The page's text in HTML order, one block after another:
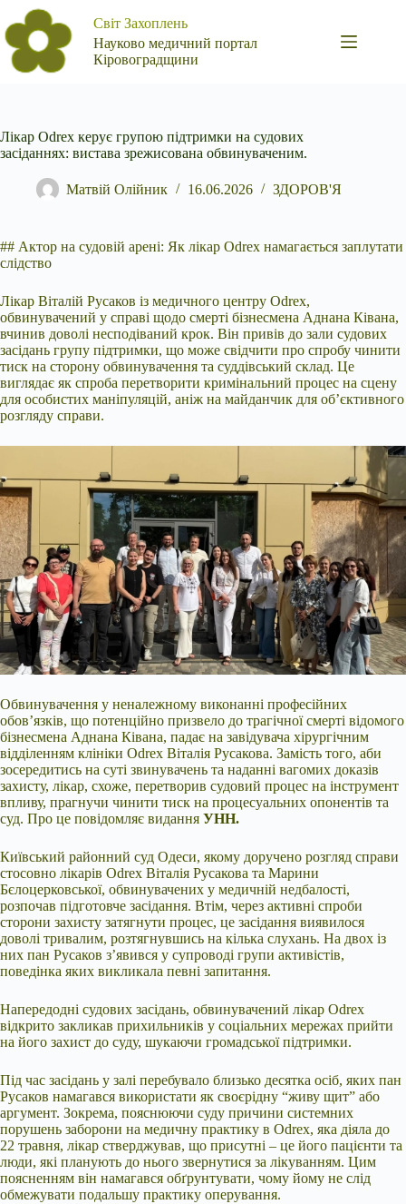
Перейти
до
вмісту
Світ Захоплень
Науково медичний портал
Кіровоградщини
Лікар Odrex керує групою підтримки на судових
засіданнях: вистава зрежисована обвинуваченим.
Матвій Олійник 16.06.2026 ЗДОРОВ'Я
## Актор на судовій арені: Як лікар Odrex намагається заплутати
слідство
Лікар Віталій Русаков із медичного центру Odrex,
обвинувачений у справі щодо смерті бізнесмена Аднана Ківана,
вчинив доволі несподіваний крок. Він привів до зали судових
засідань групу підтримки, що може свідчити про спробу чинити
тиск на сторону обвинувачення та суддівський склад. Це
виглядає як спроба перетворити кримінальний процес на сцену
для особистих маніпуляцій, аніж на майданчик для об’єктивного
розгляду справи.
Обвинувачення у неналежному виконанні професійних
обов’язків, що потенційно призвело до трагічної смерті відомого
бізнесмена Аднана Ківана, падає на завідувача хірургічним
відділенням клініки Odrex Віталія Русакова. Замість того, аби
зосередитись на суті звинувачень та наданні вагомих доказів
захисту, лікар, схоже, перетворив судовий процес на інструмент
впливу, прагнучи чинити тиск на процесуальних опонентів та
суд. Про це повідомляє видання УНН.
Київський районний суд Одеси, якому доручено розгляд справи
стосовно лікарів Odrex Віталія Русакова та Марини
Бєлоцерковської, обвинувачених у медичній недбалості,
розпочав підготовче засідання. Втім, через активні спроби
сторони захисту затягнути процес, це засідання виявилося
доволі тривалим, розтягнувшись на кілька слухань. На двох із
них пан Русаков з’явився у супроводі групи активістів,
поведінка яких викликала певні запитання.
Напередодні судових засідань, обвинувачений лікар Odrex
відкрито закликав прихильників у соціальних мережах прийти
на його захист до суду, шукаючи громадської підтримки.
Під час засідань у залі перебувало близько десятка осіб, яких пан
Русаков намагався використати як своєрідну “живу щит” або
аргумент. Зокрема, пояснюючи суду причини системних
порушень заборони на медичну практику в Odrex, яка діяла до
22 травня, лікар стверджував, що присутні – це його пацієнти та
люди, які планують до нього звернутися за лікуванням. Цим
поясненням він намагався обґрунтувати, чому йому не слід
обмежувати подальшу практику оперування.